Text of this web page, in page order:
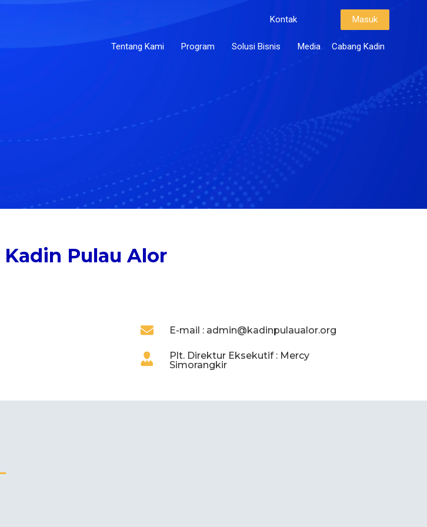
Kontak Masuk
Tentang Kami Program Solusi Bisnis Media Cabang Kadin
Kadin Pulau Alor
E-mail : admin@kadinpulaualor.org
Plt. Direktur Eksekutif : Mercy
Simorangkir